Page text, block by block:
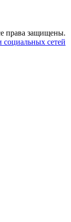
права защищены.
сетей